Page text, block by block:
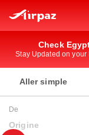
Check
Stay Updated on
Aller simple
De
Origine